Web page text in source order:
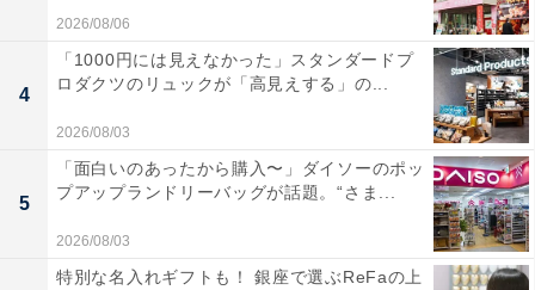
チェックアウト：11:00
※プランにより時間が異なる可能性があります
【二日市温泉の人気ホテル】「二日市温泉 大
丸別荘」は歴史ある広大な日本庭園と名湯
「次田の湯」を堪能できる老舗旅館
2026/08/06
4
「1000円には見えなかった」スタンダードプ
ロダクツのリュックが「高見えする」の...
2026/08/03
5
「面白いのあったから購入〜」ダイソーのポッ
プアップランドリーバッグが話題。“さま...
2026/08/03
特別な名入れギフトも！ 銀座で選ぶReFaの上